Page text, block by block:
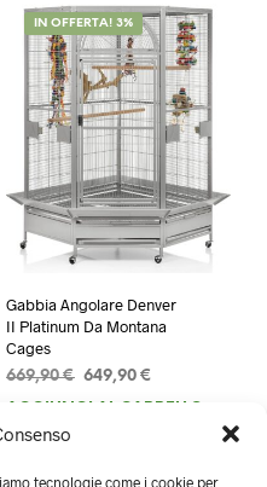
tecnologie come i cookie per
IN OFFERTA! 3%
Gabbia Angolare Denver
II Platinum Da Montana
Cages
669,90€ Il
prezzo
649,90 €Il
prezzo